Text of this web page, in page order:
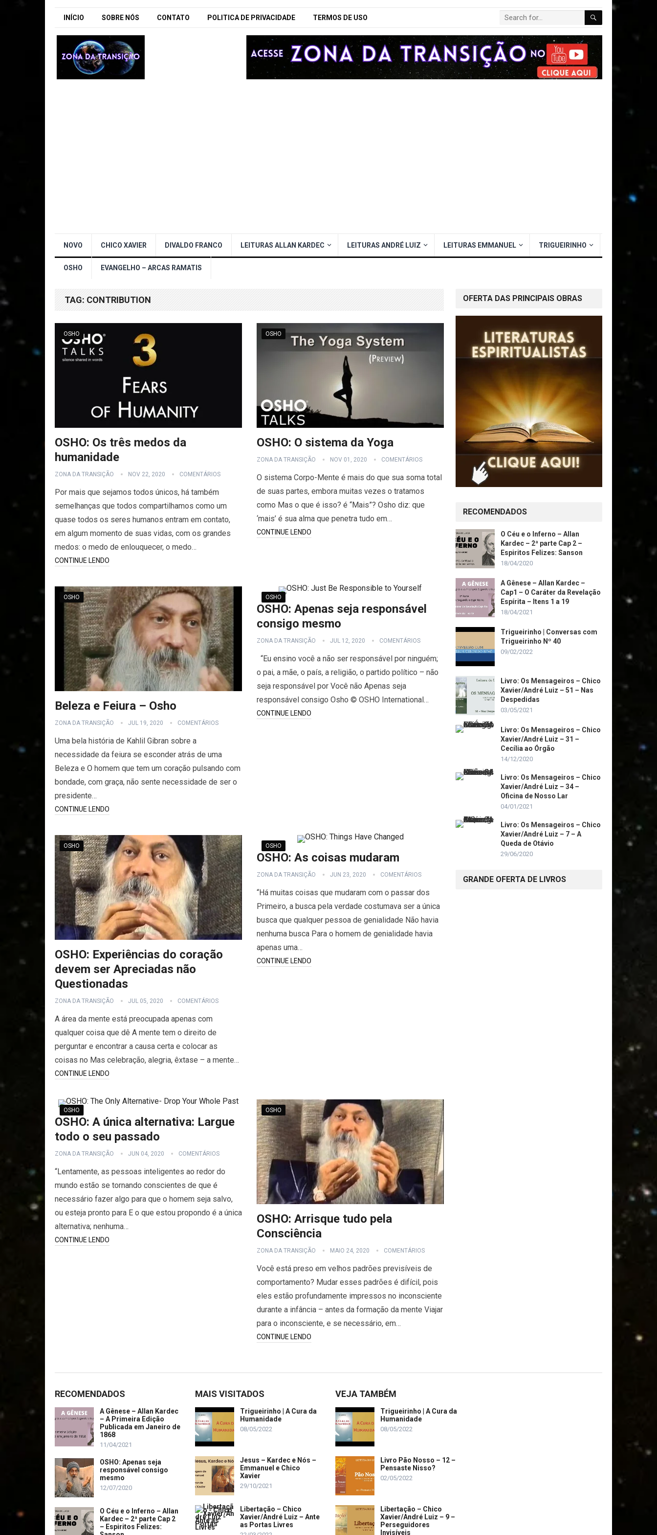
INÍCIO SOBRE NÓS CONTATO POLITICA DE PRIVACIDADE TERMOS DE USO
NOVO CHICO XAVIER DIVALDO FRANCO LEITURAS ALLAN KARDEC LEITURAS ANDRÉ LUIZ LEITURAS EMMANUEL TRIGUEIRINHO
OSHO EVANGELHO – ARCAS RAMATIS
TAG: CONTRIBUTION
OSHO
OSHO: Os três medos da
humanidade
ZONA DA TRANSIÇÃO NOV 22, 2020 COMENTÁRIOS
Por mais que sejamos todos únicos, há também
semelhanças que todos compartilhamos como um
quase todos os seres humanos entram em contato,
em algum momento de suas vidas, com os grandes
medos: o medo de enlouquecer, o medo…
CONTINUE LENDO
OSHO
OSHO: O sistema da Yoga
ZONA DA TRANSIÇÃO NOV 01, 2020 COMENTÁRIOS
O sistema Corpo-Mente é mais do que sua soma total
de suas partes, embora muitas vezes o tratamos
como Mas o que é isso? é “Mais”? Osho diz: que
‘mais’ é sua alma que penetra tudo em…
CONTINUE LENDO
OSHO
Beleza e Feiura – Osho
ZONA DA TRANSIÇÃO JUL 19, 2020 COMENTÁRIOS
Uma bela história de Kahlil Gibran sobre a
necessidade da feiura se esconder atrás de uma
Beleza e O homem que tem um coração pulsando com
bondade, com graça, não sente necessidade de ser o
presidente…
CONTINUE LENDO
OSHO
OSHO: Apenas seja responsável
consigo mesmo
ZONA DA TRANSIÇÃO JUL 12, 2020 COMENTÁRIOS
“Eu ensino você a não ser responsável por ninguém;
o pai, a mãe, o país, a religião, o partido político – não
seja responsável por Você não Apenas seja
responsável consigo Osho © OSHO International…
CONTINUE LENDO
OSHO
OSHO: Experiências do coração
devem ser Apreciadas não
Questionadas
ZONA DA TRANSIÇÃO JUL 05, 2020 COMENTÁRIOS
A área da mente está preocupada apenas com
qualquer coisa que dê A mente tem o direito de
perguntar e encontrar a causa certa e colocar as
coisas no Mas celebração, alegria, êxtase – a mente…
CONTINUE LENDO
OSHO
OSHO: As coisas mudaram
ZONA DA TRANSIÇÃO JUN 23, 2020 COMENTÁRIOS
“Há muitas coisas que mudaram com o passar dos
Primeiro, a busca pela verdade costumava ser a única
busca que qualquer pessoa de genialidade Não havia
nenhuma busca Para o homem de genialidade havia
apenas uma…
CONTINUE LENDO
OSHO
OSHO: A única alternativa: Largue
todo o seu passado
ZONA DA TRANSIÇÃO JUN 04, 2020 COMENTÁRIOS
“Lentamente, as pessoas inteligentes ao redor do
mundo estão se tornando conscientes de que é
necessário fazer algo para que o homem seja salvo,
ou esteja pronto para E o que estou propondo é a única
alternativa; nenhuma…
CONTINUE LENDO
OSHO
OSHO: Arrisque tudo pela
Consciência
ZONA DA TRANSIÇÃO MAIO 24, 2020 COMENTÁRIOS
Você está preso em velhos padrões previsíveis de
comportamento? Mudar esses padrões é difícil, pois
eles estão profundamente impressos no inconsciente
durante a infância – antes da formação da mente Viajar
para o inconsciente, e se necessário, em…
CONTINUE LENDO
OFERTA DAS PRINCIPAIS OBRAS
RECOMENDADOS
O Céu e o Inferno – Allan
Kardec – 2ª parte Cap 2 –
Espiritos Felizes: Sanson
18/04/2020
A Gênese – Allan Kardec –
Cap1 – O Caráter da Revelação
Espírita – Itens 1 a 19
18/04/2021
Trigueirinho | Conversas com
Trigueirinho Nº 40
09/02/2022
Livro: Os Mensageiros – Chico
Xavier/André Luiz – 51 – Nas
Despedidas
03/05/2021
Livro: Os Mensageiros – Chico
Xavier/André Luiz – 31 –
Cecília ao Órgão
14/12/2020
Livro: Os Mensageiros – Chico
Xavier/André Luiz – 34 –
Oficina de Nosso Lar
04/01/2021
Livro: Os Mensageiros – Chico
Xavier/André Luiz – 7 – A
Queda de Otávio
29/06/2020
GRANDE OFERTA DE LIVROS
RECOMENDADOS
A Gênese – Allan Kardec
– A Primeira Edição
Publicada em Janeiro de
1868
11/04/2021
OSHO: Apenas seja
responsável consigo
mesmo
12/07/2020
O Céu e o Inferno – Allan
Kardec – 2ª parte Cap 2
– Espiritos Felizes:
MAIS VISITADOS
Trigueirinho | A Cura da
Humanidade
08/05/2022
Jesus – Kardec e Nós –
Emmanuel e Chico
Xavier
29/10/2021
Libertação – Chico
Xavier/André Luiz – Ante
as Portas Livres
VEJA TAMBÉM
Trigueirinho | A Cura da
Humanidade
08/05/2022
Livro Pão Nosso – 12 –
Pensaste Nisso?
02/05/2022
Libertação – Chico
Xavier/André Luiz – 9 –
Perseguidores
Invisíveis